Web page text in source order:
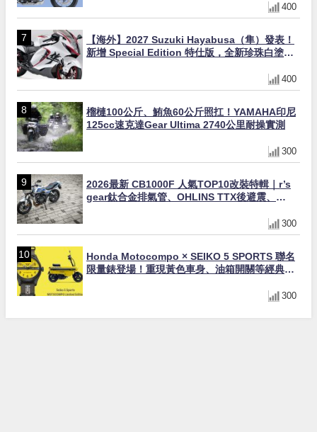
400
【海外】2027 Suzuki Hayabusa（隼）發表！
新增 Special Edition 特仕版，全新珍珠白塗裝
400
榴槤100公斤、鮪魚60公斤照扛！YAMAHA印尼
125cc速克達Gear Ultima 2740公里耐操實測
300
2026最新 CB1000F 人氣TOP10改裝特輯｜r’s
gear鈦合金排氣管、OHLINS TTX後避震、
300
Honda Motocompo × SEIKO 5 SPORTS 聯名
限量錶登場！重現黃色車身、油箱開關等經典設
300